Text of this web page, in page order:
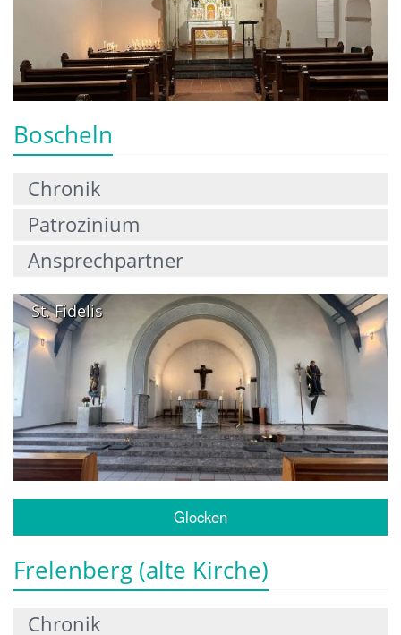
Boscheln
Chronik
Patrozinium
Ansprechpartner
St. Fidelis
Glocken
Frelenberg (alte Kirche)
Chronik